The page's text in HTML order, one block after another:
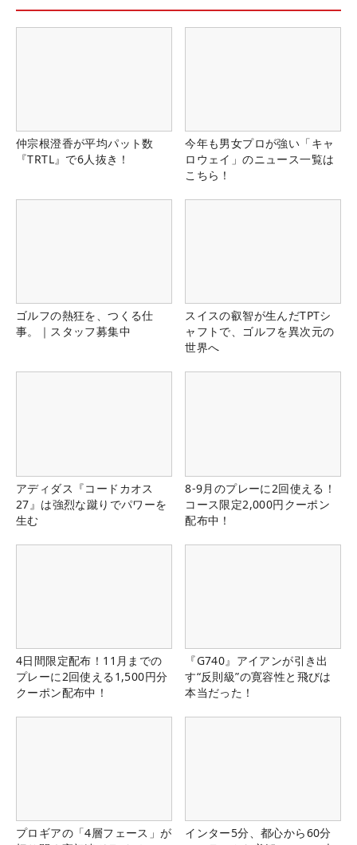
仲宗根澄香が平均パット数
『TRTL』で6人抜き！
今年も男女プロが強い「キャ
ロウェイ」のニュース一覧は
こちら！
ゴルフの熱狂を、つくる仕
事。｜スタッフ募集中
スイスの叡智が生んだTPTシ
ャフトで、ゴルフを異次元の
世界へ
アディダス『コードカオス
27』は強烈な蹴りでパワーを
生む
8-9月のプレーに2回使える！
コース限定2,000円クーポン
配布中！
4日間限定配布！11月までの
プレーに2回使える1,500円分
クーポン配布中！
『G740』アイアンが引き出
す“反則級”の寛容性と飛びは
本当だった！
プロギアの「4層フェース」が
インター5分、都心から60分